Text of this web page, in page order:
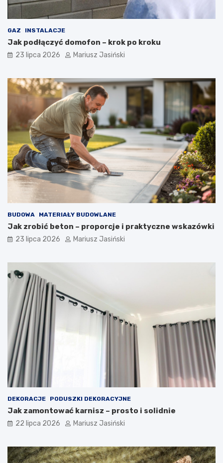
GAZ INSTALACJE
Jak podłączyć domofon – krok po kroku
23 lipca 2026 Mariusz Jasiński
BUDOWA MATERIAŁY BUDOWLANE
Jak zrobić beton – proporcje i praktyczne wskazówki
23 lipca 2026 Mariusz Jasiński
DEKORACJE PODUSZKI DEKORACYJNE
Jak zamontować karnisz – prosto i solidnie
22 lipca 2026 Mariusz Jasiński